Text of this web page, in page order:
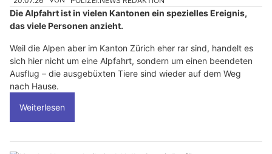
Die Alpfahrt ist in vielen Kantonen ein spezielles Ereignis,
das viele Personen anzieht.
Weil die Alpen aber im Kanton Zürich eher rar sind, handelt es
sich hier nicht um eine Alpfahrt, sondern um einen beendeten
Ausflug – die ausgebüxten Tiere sind wieder auf dem Weg
nach Hause.
Weiterlesen